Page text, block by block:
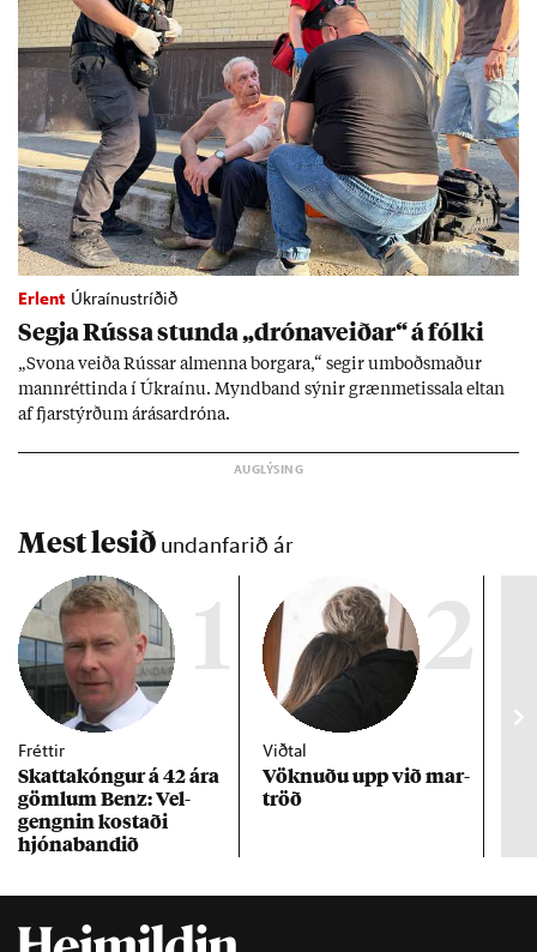
Erlent Úkraínustríðið
Segja Rússa stunda „dróna­veið­ar“ á fólki
„Svona veiða Rúss­ar al­menna borg­ara,“ seg­ir um­boðs­mað­ur
mann­rétt­inda í Úkraínu. Mynd­band sýn­ir græn­met­issala elt­an
af fjar­stýrð­um árás­ar­dróna.
Mest lesið undanfarið ár
1
Fréttir
Skattakóng­ur á 42 ára
göml­um Benz: Vel­
gengn­in kostaði
hjóna­band­ið
2
Viðtal
Vökn­uðu upp við mar­
tröð